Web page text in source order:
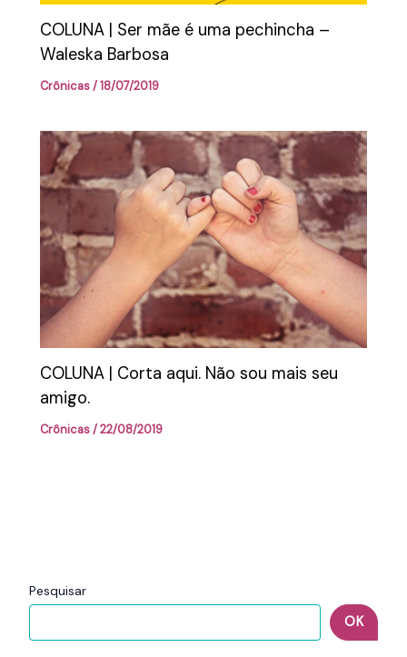
Pesquisar
OK
COLUNA | Ser mãe é uma pechincha –
Waleska Barbosa
Crônicas/18/07/2019
COLUNA | Corta aqui. Não sou mais seu
amigo.
Crônicas/22/08/2019